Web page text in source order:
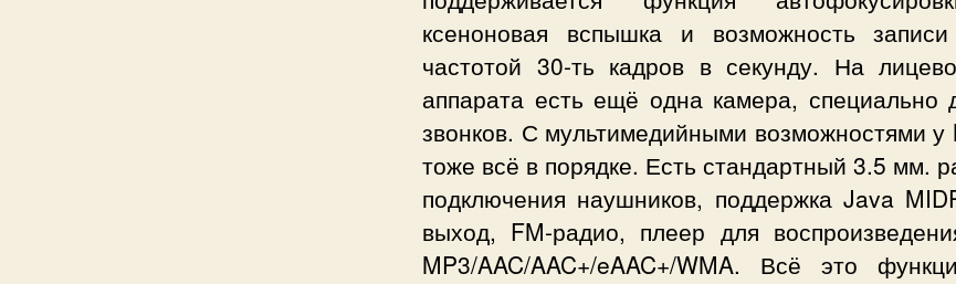
ксеноновая вспышка и возможность
частотой 30-ть кадров в секунду. На
аппарата есть ещё одна камера, специально
звонков. С мультимедийными возможностями у
тоже всё в порядке. Есть стандартный 3.5 мм.
подключения наушников, поддержка Java
выход, FM-радио, плеер для
MP3/AAC/AAC+/eAAC+/WMA. Всё это